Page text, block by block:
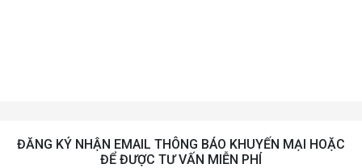
ĐĂNG KÝ NHẬN EMAIL THÔNG BÁO KHUYẾN MẠI HOẶC
ĐỂ ĐƯỢC TƯ VẤN MIỄN PHÍ